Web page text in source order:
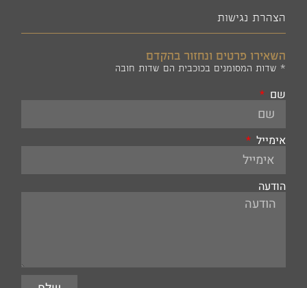
הצהרת נגישות
השאירו פרטים ונחזור בהקדם
* שדות המסומנים בכוכבית הם שדות חובה
שם
אימייל
הודעה